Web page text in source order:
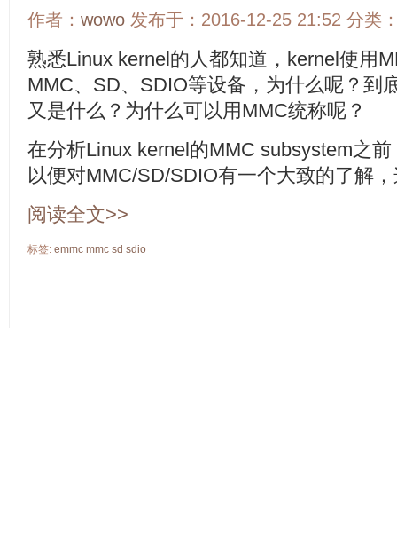
作者： wowo 发布于：2016-12-25 21:52 分类
熟悉Linux kernel的人都知道，kernel使用
MMC、SD、SDIO等设备，为什么呢？到
又是什么？为什么可以用MMC统称呢？
在分析Linux kernel的MMC subsystem之
以便对MMC/SD/SDIO有一个大致的了解
阅读全文>>
标签: emmc mmc sd sdio